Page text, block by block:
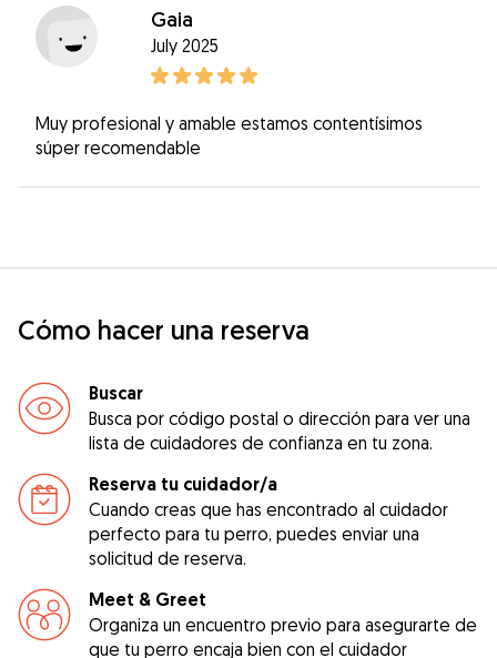
Gaia
July 2025
Muy profesional y amable estamos contentísimos
súper recomendable
Cómo hacer una reserva
Buscar
Busca por código postal o dirección para ver una
lista de cuidadores de confianza en tu zona.
Reserva tu cuidador/a
Cuando creas que has encontrado al cuidador
perfecto para tu perro, puedes enviar una
solicitud de reserva.
Meet & Greet
Organiza un encuentro previo para asegurarte de
que tu perro encaja bien con el cuidador